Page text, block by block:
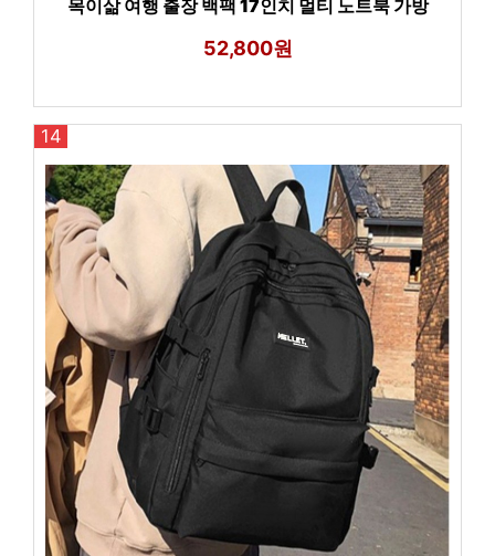
목이삶 여행 출장 백팩 17인치 멀티 노트북 가방
52,800원
14